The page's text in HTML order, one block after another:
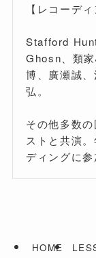
【レコーデ
Stafford
Ghosn、類
博、廣瀬誠
弘。
その他多数
ストと共演
ディングに参
HOME